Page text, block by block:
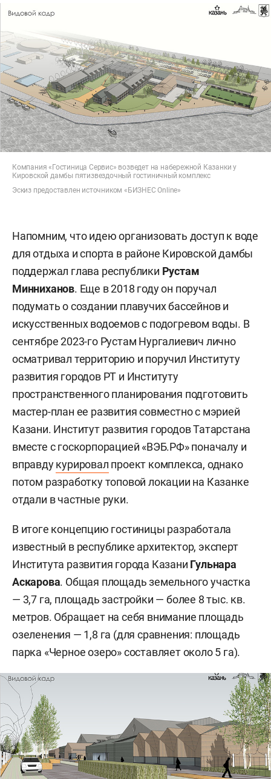
Компания «Гостиница Сервис» возведет на набережной Казанки у
Кировской дамбы пятизвездочный гостиничный комплекс
Эскиз предоставлен источником «БИЗНЕС Online»
Напомним, что идею организовать доступ к воде
для отдыха и спорта в районе Кировской дамбы
поддержал глава республики Рустам
Минниханов. Еще в 2018 году он поручал
подумать о создании плавучих бассейнов и
искусственных водоемов с подогревом воды. В
сентябре 2023-го Рустам Нургалиевич лично
осматривал территорию и поручил Институту
развития городов РТ и Институту
пространственного планирования подготовить
мастер-план ее развития совместно с мэрией
Казани. Институт развития городов Татарстана
вместе с госкорпорацией «ВЭБ.РФ» поначалу и
вправдукурировал проект комплекса, однако
потом разработку топовой локации на Казанке
отдали в частные руки.
В итоге концепцию гостиницы разработала
известный в республике архитектор, эксперт
Института развития города Казани Гульнара
Аскарова. Общая площадь земельного участка
— 3,7 га, площадь застройки — более 8 тыс. кв.
метров. Обращает на себя внимание площадь
озеленения — 1,8 га (для сравнения: площадь
парка «Черное озеро» составляет около 5 га).